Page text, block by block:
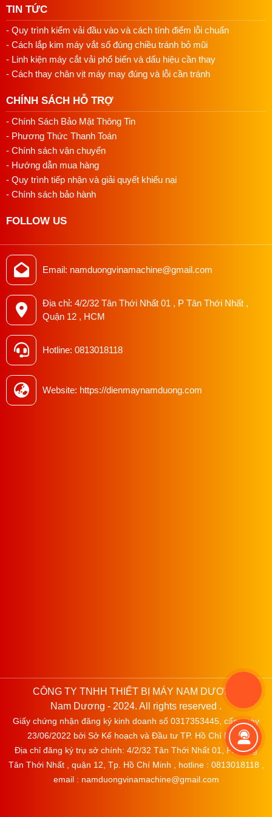
năng suất và tiết kiệm thời gian.
Tính linh hoạt: Máy cắt vải có thể được sử dụng để
cắt nhiều loại vải khác nhau, từ vải dày đến vải mỏng,
từ cotton đến những loại vải kỹ thuật cao cấp.
cho cách cắt thủ công giúp tiết kiệm chi phí lao động
và giảm sự phụ thuộc vào các kỹ thuật viên cắt vải.
======>>Xem thêm:
inch( Công suất 750 W )
Lưu ý: Đảm bảo rằng bạn thường xuyên kiểm tra và bảo
dưỡng máy để đảm bảo hiệu suất làm việc tốt nhất. Máy
cắt vải đứng có thể phát huy tối đa khả năng của mình nếu
được sử dụng đúng cách.
TIN TỨC
- Quy trình kiểm vải đầu vào và cách tính điểm lỗi chuẩn
- Cách lắp kim máy vắt sổ đúng chiều tránh bỏ mũi
- Linh kiện máy cắt vải phổ biến và dấu hiệu cần thay
- Cách thay chân vịt máy may đúng và lỗi cần tránh
CHÍNH SÁCH HỖ TRỢ
- Chính Sách Bảo Mật Thông Tin
- Phương Thức Thanh Toán
- Chính sách vận chuyển
- Hướng dẫn mua hàng
- Quy trình tiếp nhận và giải quyết khiếu nại
- Chính sách bảo hành
FOLLOW US
Email: namduongvinamachine@gmail.com
Địa chỉ: 4/2/32 Tân Thới Nhất 01 , P Tân Thới Nhất ,
Quận 12 , HCM
Hotline: 0813018118
Website: https://dienmaynamduong.com
CÔNG TY TNHH THIẾT BỊ MÁY NAM DƯƠNG
Nam Dương - 2024. All rights reserved .
Giấy chứng nhận đăng ký kinh doanh số 0317353445, cấp ngày
23/06/2022 bởi Sở Kế hoạch và Đầu tư TP. Hồ Chí Minh.
Địa chỉ đăng ký trụ sở chính: 4/2/32 Tân Thới Nhất 01, Phường
Tân Thới Nhất , quận 12, Tp. Hồ Chí Minh , hotline : 0813018118 ,
email : namduongvinamachine@gmail.com